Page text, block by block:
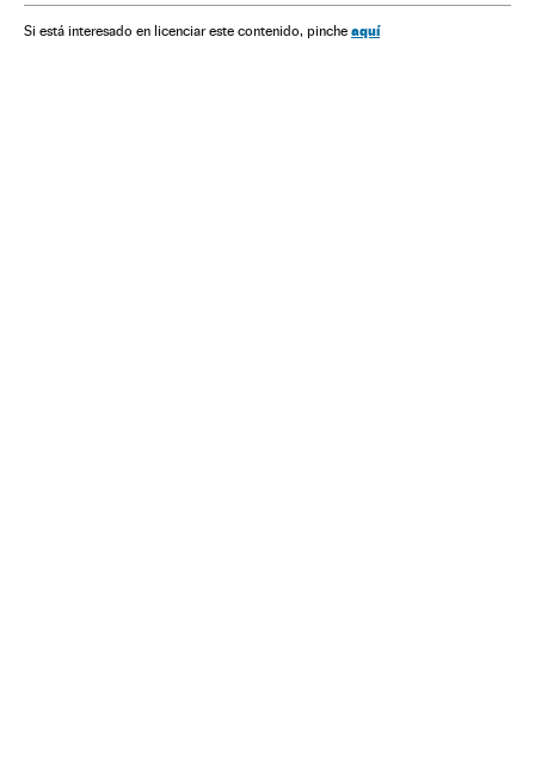
Si está interesado en licenciar este contenido, pinche aquí